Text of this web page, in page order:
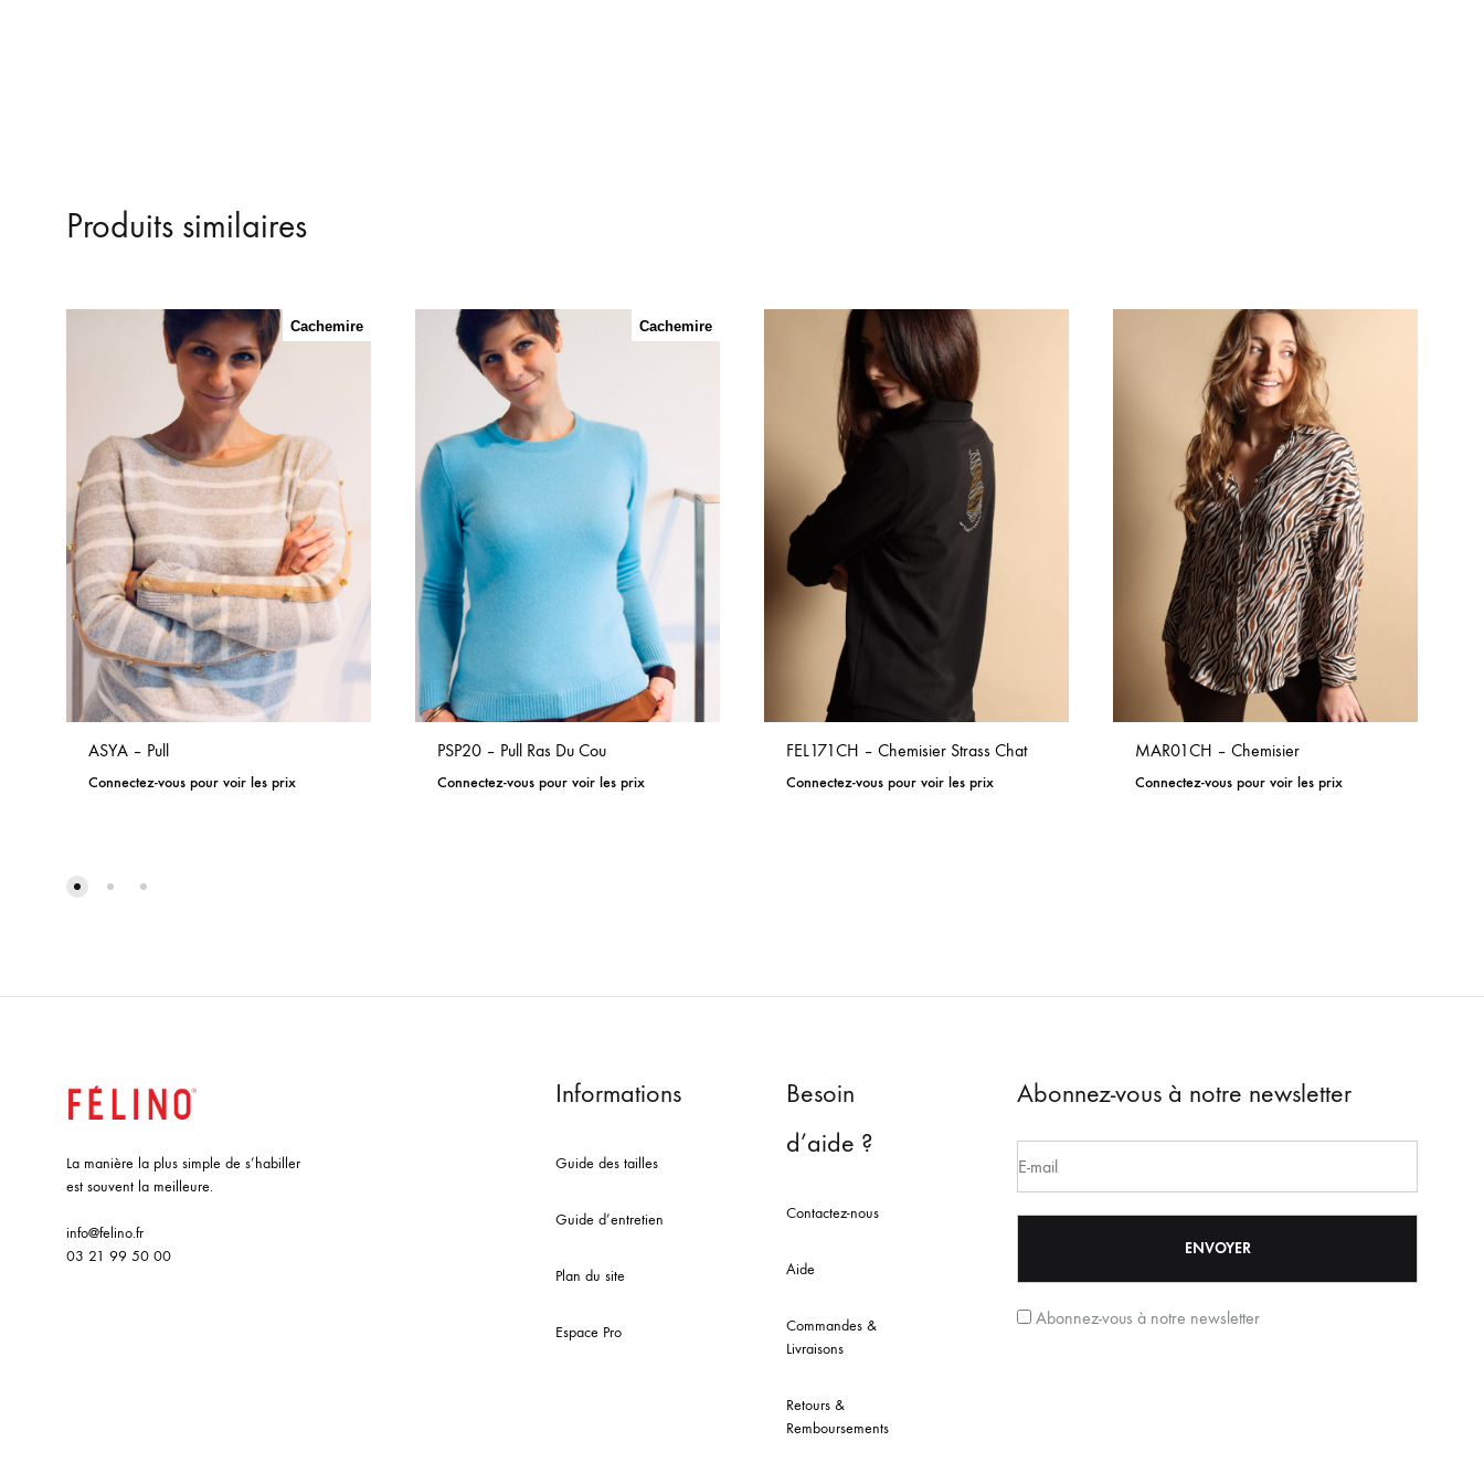
Produits similaires
Cachemire
ASYA – Pull
Connectez-vous pour voir les prix
Cachemire
PSP20 – Pull Ras Du Cou
Connectez-vous pour voir les prix
FEL171CH – Chemisier Strass Chat
Connectez-vous pour voir les prix
MAR01CH – Chemisier
Connectez-vous pour voir les prix
La manière la plus simple de s’habiller
est souvent la meilleure.
info@felino.fr
03 21 99 50 00
Informations
Guide des tailles
Guide d’entretien
Plan du site
Espace Pro
Besoin
d’aide ?
Contactez-nous
Aide
Commandes &
Livraisons
Retours &
Remboursements
Abonnez-vous à notre newsletter
Abonnez-vous à notre newsletter